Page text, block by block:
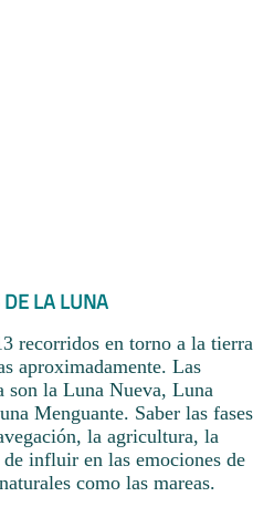
DE LA LUNA
recorridos en torno a la tierra
aproximadamente. Las
son la Luna Nueva, Luna
Menguante. Saber las fases
la agricultura, la
influir en las emociones de
como las mareas.